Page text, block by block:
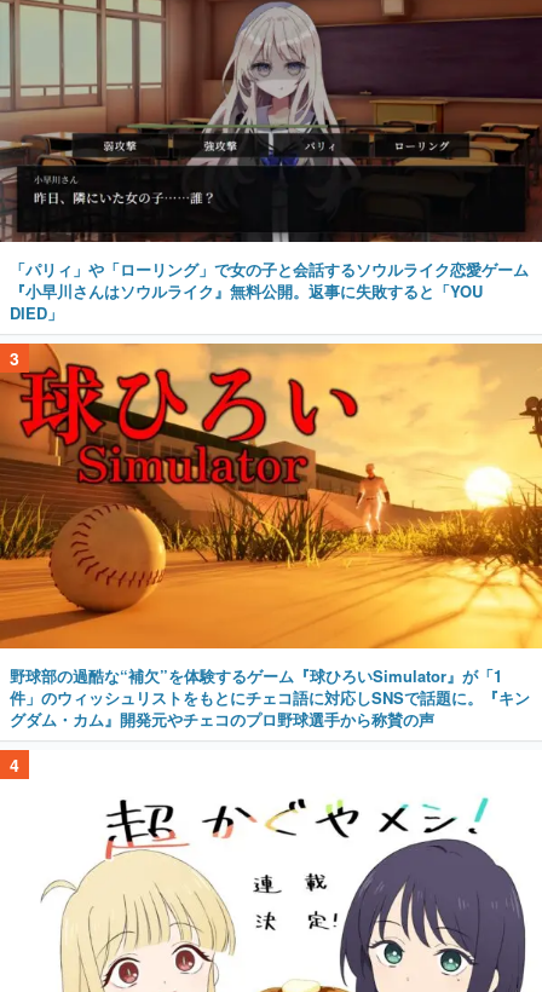
「パリィ」や「ローリング」で女の子と会話するソウルライク恋愛ゲーム
『小早川さんはソウルライク』無料公開。返事に失敗すると「YOU
DIED」
3
野球部の過酷な“補欠”を体験するゲーム『球ひろいSimulator』が「1
件」のウィッシュリストをもとにチェコ語に対応しSNSで話題に。『キン
グダム・カム』開発元やチェコのプロ野球選手から称賛の声
4